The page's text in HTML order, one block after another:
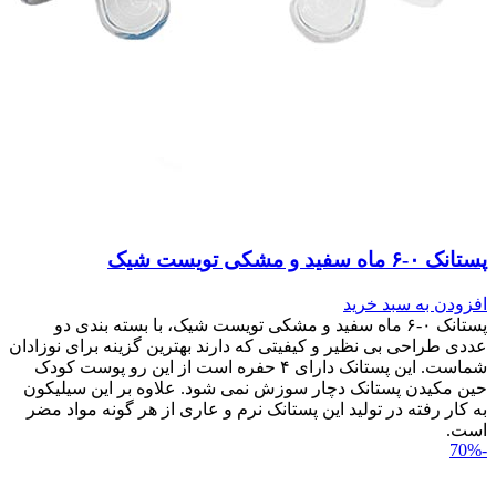
پستانک ۰-۶ ماه سفید و مشکی تویست شیک
افزودن به سبد خرید
پستانک ۰-۶ ماه سفید و مشکی تویست شیک، با بسته بندی دو
عددی طراحی بی نظیر و کیفیتی که دارند بهترین گزینه برای نوزادان
شماست. این پستانک دارای ۴ حفره است از این رو پوست کودک
حین مکیدن پستانک دچار سوزش نمی شود. علاوه بر این سیلیکون
به کار رفته در تولید این پستانک نرم و عاری از هر گونه مواد مضر
است.
-70%